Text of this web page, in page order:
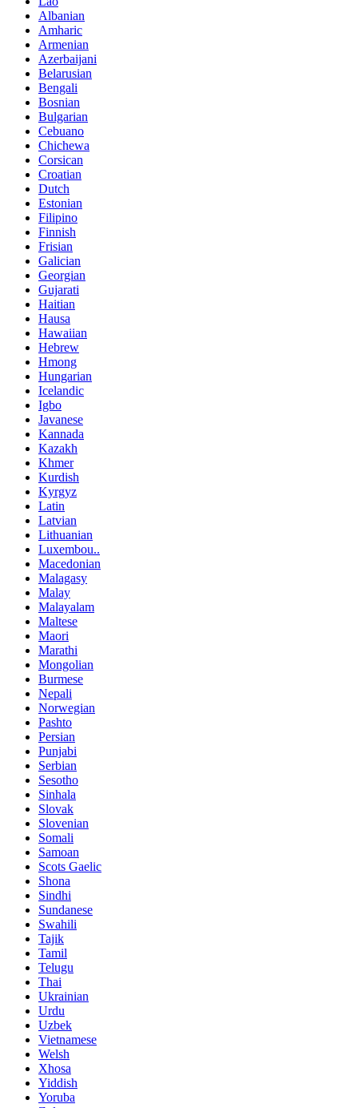
Albanian
Amharic
Armenian
Azerbaijani
Belarusian
Bengali
Bosnian
Bulgarian
Cebuano
Chichewa
Corsican
Croatian
Dutch
Estonian
Filipino
Finnish
Frisian
Galician
Georgian
Gujarati
Haitian
Hausa
Hawaiian
Hebrew
Hmong
Hungarian
Icelandic
Igbo
Javanese
Kannada
Kazakh
Khmer
Kurdish
Kyrgyz
Latin
Latvian
Lithuanian
Luxembou..
Macedonian
Malagasy
Malay
Malayalam
Maltese
Maori
Marathi
Mongolian
Burmese
Nepali
Norwegian
Pashto
Persian
Punjabi
Serbian
Sesotho
Sinhala
Slovak
Slovenian
Somali
Samoan
Scots Gaelic
Shona
Sindhi
Sundanese
Swahili
Tajik
Tamil
Telugu
Thai
Ukrainian
Urdu
Uzbek
Vietnamese
Welsh
Xhosa
Yiddish
Yoruba